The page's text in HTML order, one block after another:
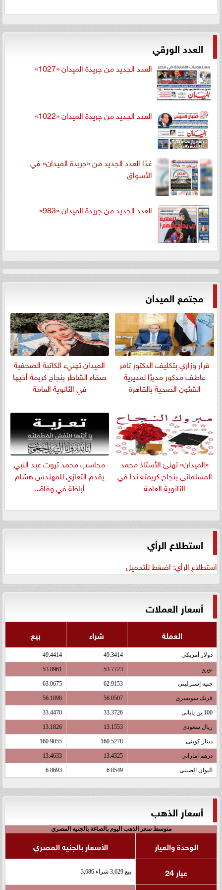
العدد الورقي
العدد الجديد من جريدة الميدان «1027»
العدد الجديد من جريدة الميدان «1022»
غدًا العدد الجديد من «جريدة الميدان» في
الأسواق
العدد الجديد من جريدة الميدان «983»
مجتمع الميدان
قرار وزاري بتكليف الدكتور تامر
عاطف مدكور مديرًا لمديرية
الشئون الصحية بالقاهرة
الميدان تهنيء الكاتبة الصحفية
صفاء الشاطر بنجاج كريمة أخيها
في الثانوية العامة
«الميدان» تهنئ الأستاذ محمد
المسلمانى بنجاح كريمته ندا في
الثانوية العامة
​محاسب محمد ثروت عبد النبي
يقدم التعازي للمهندس هشام
أباظة في وفاة...
استطلاع الرأي
استطلاع الرأي: اضغط للتحميل
أسعار العملات
العملة شراء بيع
دولار أمريكى 49.3414
49.4414
يورو 53.7723
53.8961
جنيه إسترلينى 62.9153
63.0675
فرنك سويسرى 56.0507
56.1898
100 ين يابانى 33.3726
33.4470
ريال سعودى 13.1553
13.1826
دينار كويتى 160.5278
160.9055
درهم اماراتى 13.4325
13.4633
اليوان الصينى 6.8549
6.8693
أسعار الذهب
متوسط سعر الذهب اليوم بالصاغة بالجنيه المصري
الوحدة والعيار
الأسعار بالجنيه المصري
عيار 24
بيع 3,629 شراء 3,686